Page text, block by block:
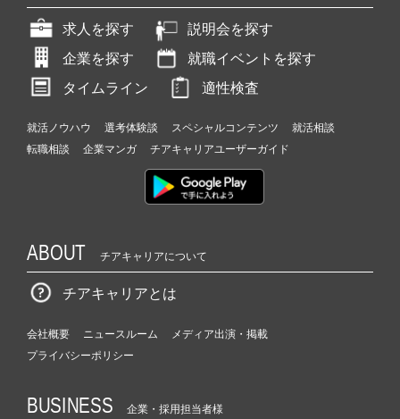
求人を探す
説明会を探す
企業を探す
就職イベントを探す
タイムライン
適性検査
就活ノウハウ 選考体験談 スペシャルコンテンツ
就活相談
転職相談
企業マンガ チアキャリアユーザーガイド
ABOUT チアキャリアについて
チアキャリアとは
会社概要 ニュースルーム
メディア出演・掲載
プライバシーポリシー
BUSINESS 企業・採用担当者様